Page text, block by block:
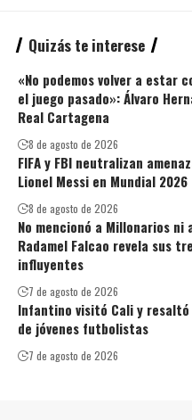
Quizás te interese
«No podemos volver a estar
el juego pasado»: Álvaro
Real Cartagena
8 de agosto de 2026
FIFA y FBI neutralizan
Lionel Messi en Mundial 2026
8 de agosto de 2026
No mencionó a Millonarios ni
Radamel Falcao revela sus
influyentes
7 de agosto de 2026
Infantino visitó Cali y
de jóvenes futbolistas
7 de agosto de 2026